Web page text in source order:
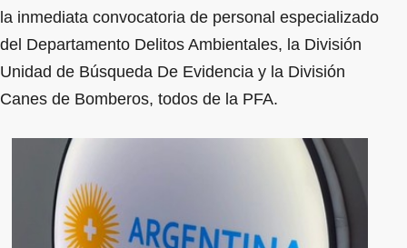
la inmediata convocatoria de personal especializado
del Departamento Delitos Ambientales, la División
Unidad de Búsqueda De Evidencia y la División
Canes de Bomberos, todos de la PFA.